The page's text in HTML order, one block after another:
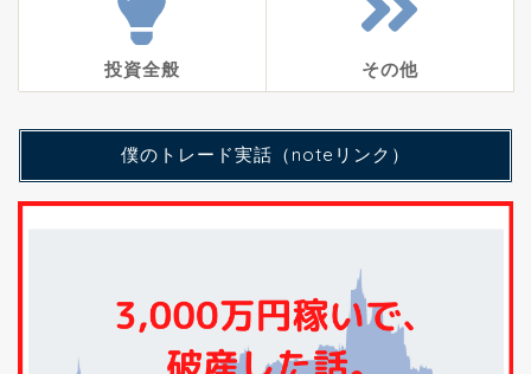
投資全般 その他
僕のトレード実話（noteリンク）